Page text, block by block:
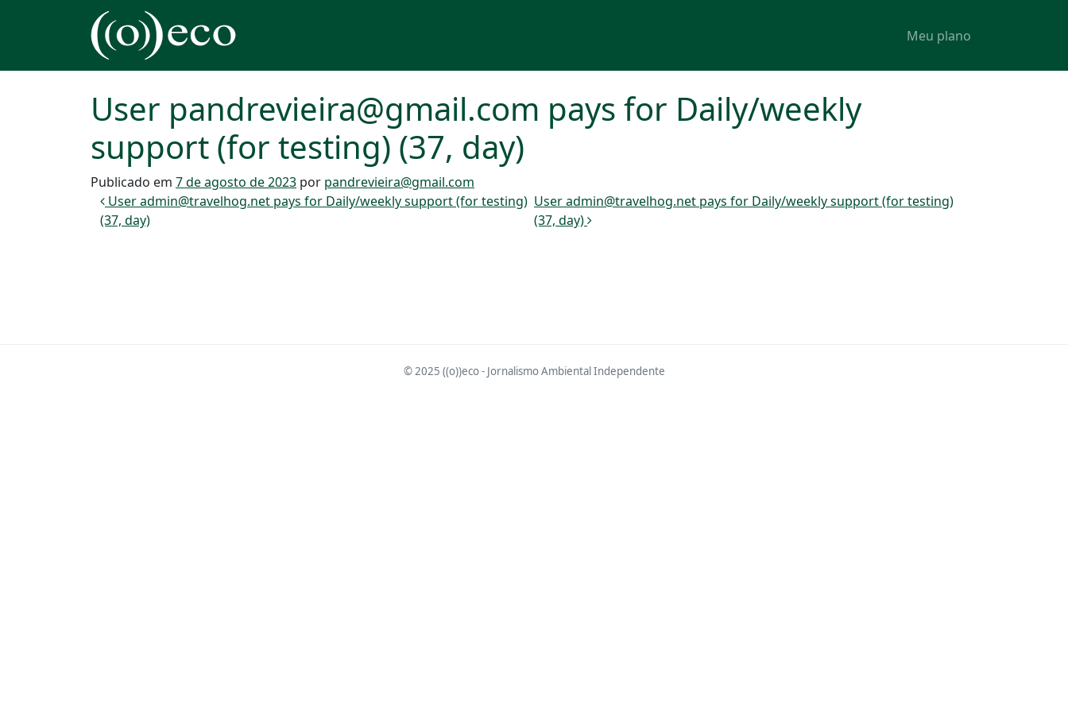
Pular para o conteúdo
Navegação principal Meu plano
User pandrevieira@gmail.com pays for Daily/weekly
support (for testing) (37, day)
Publicado em 7 de agosto de 2023 por pandrevieira@gmail.com
Navegação de post
User admin@travelhog.net pays for Daily/weekly support (for testing)
(37, day)
User admin@travelhog.net pays for Daily/weekly support (for testing)
(37, day)
© 2025 ((o))eco - Jornalismo Ambiental Independente